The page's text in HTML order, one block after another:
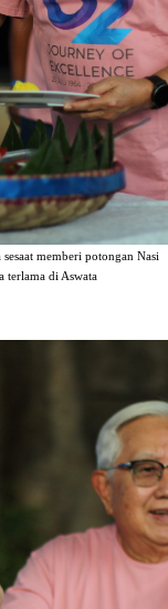
memberi potongan Nasi
terlama di Aswata